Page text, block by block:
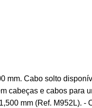
Cabo solto
cabeças e cabos
mm (Ref. M952L).